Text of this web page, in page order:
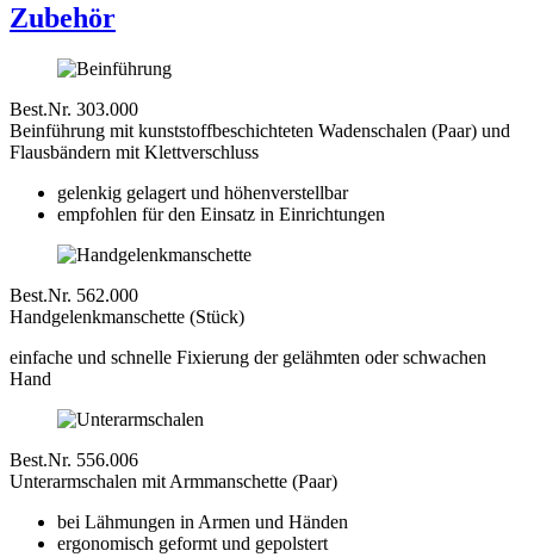
Zubehör
Best.Nr. 303.000
Beinführung mit kunststoffbeschichteten Wadenschalen (Paar) und
Flausbändern mit Klettverschluss
gelenkig gelagert und höhenverstellbar
empfohlen für den Einsatz in Einrichtungen
Best.Nr. 562.000
Handgelenkmanschette (Stück)
einfache und schnelle Fixierung der gelähmten oder schwachen
Hand
Best.Nr. 556.006
Unterarmschalen mit Armmanschette (Paar)
bei Lähmungen in Armen und Händen
ergonomisch geformt und gepolstert